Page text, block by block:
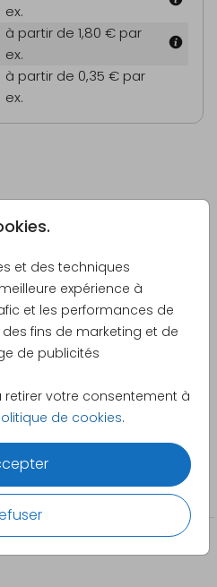
et des techniques
expérience à
et les performances de
fins de marketing et de
de publicités
votre consentement à
de cookies.
ex.
à partir de 1,80 € par
ex.
à partir de 0,35 € par
ex.
calque est son côté
peut pas être utilisée sur
peut être imprimé
sont possibles (pas
là pour répondre à
vous aider dans vos
N’hésitez pas à
assistance